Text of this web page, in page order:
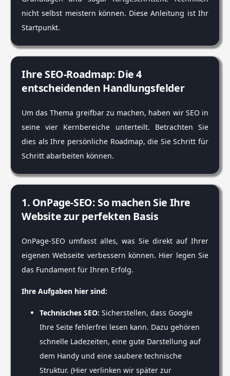
nicht selbst meistern können. Diese Anleitung ist Ihr
Startpunkt.
Ihre SEO-Roadmap: Die 4
entscheidenden Handlungsfelder
Um das Thema greifbar zu machen, haben wir SEO in
seine vier Kernbereiche unterteilt. Betrachten Sie
dies als Ihre persönliche Roadmap, die Sie Schritt für
Schritt abarbeiten können.
1. OnPage-SEO: So machen Sie Ihre
Website zur perfekten Basis
OnPage-SEO umfasst alles, was Sie direkt auf Ihrer
eigenen Webseite verbessern können. Hier legen Sie
das Fundament für Ihren Erfolg.
Ihre Aufgaben hier sind:
Technisches SEO: Sicherstellen, dass Google
Ihre Seite fehlerfrei lesen kann. Dazu gehören
schnelle Ladezeiten, eine gute Darstellung auf
dem Handy und eine saubere technische
Struktur. (Hier verlinken wir später zur